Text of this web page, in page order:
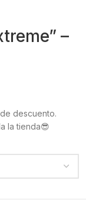
–
descuento.
la tienda😎